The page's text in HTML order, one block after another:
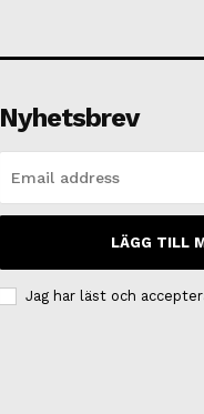
Nyhetsbrev
LÄGG TILL
Jag har läst och